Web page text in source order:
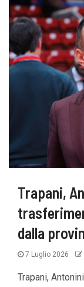
Trapani,
dalla
7 Luglio 2026
Trapani,